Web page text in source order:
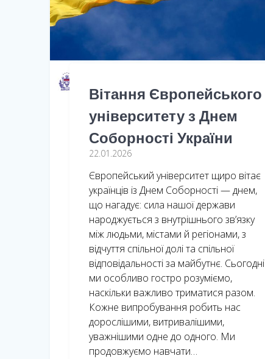
Вітання Європейського
університету з Днем
Соборності України
22.01.2026
Європейський університет щиро вітає
українців із Днем Соборності — днем,
що нагадує: сила нашої держави
народжується з внутрішнього зв’язку
між людьми, містами й регіонами, з
відчуття спільної долі та спільної
відповідальності за майбутнє. Сьогодні
ми особливо гостро розуміємо,
наскільки важливо триматися разом.
Кожне випробування робить нас
дорослішими, витривалішими,
уважнішими одне до одного. Ми
продовжуємо навчати…